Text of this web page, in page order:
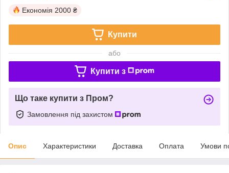
Економія 2000 ₴
Купити
або
Купити з
Що таке купити з Пром?
Замовлення під захистом
Опис Характеристики Доставка Оплата Умови